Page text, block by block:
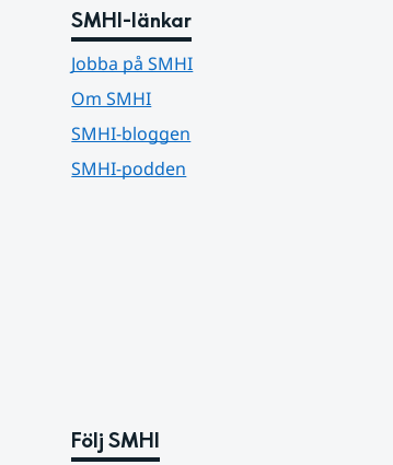
SMHI-länkar
Jobba på SMHI
Om SMHI
SMHI-bloggen
SMHI-podden
Följ SMHI